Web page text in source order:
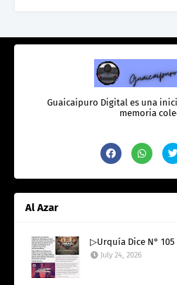
Guaicaipuro Digital es una
memoria
Al Azar
▷Urquía Dice N° 105
July 24, 2026